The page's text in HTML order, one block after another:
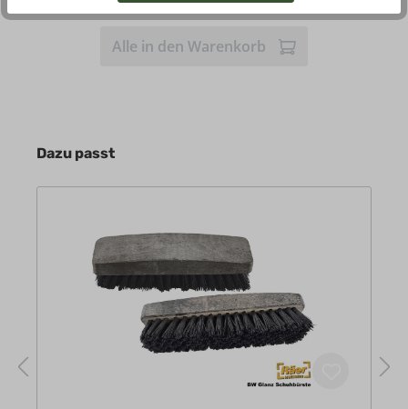
Alle in den Warenkorb
Dazu passt